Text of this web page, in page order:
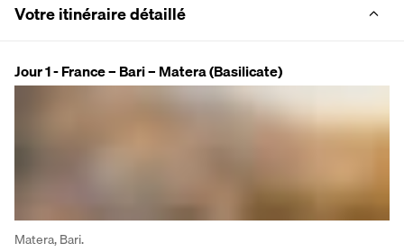
Votre itinéraire détaillé
Jour 1 - France – Bari – Matera (Basilicate)
Matera, Bari.